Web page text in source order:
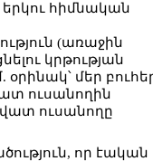
հիմնական
(առաջին
կրթության
օրինակ՝ մեր
ուսանողին
վատ ուսանողը
որ էական